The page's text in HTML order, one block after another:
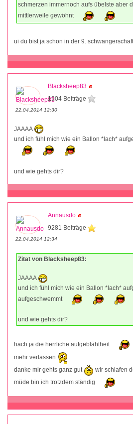
schmerzen immernoch aufs übelste aber
mittlerweile gewöhnt
ui du bist ja schon in der 9.
Blacksheep83
1904 Beiträge
22.04.2014 12:30
JAAAA
und ich fühl mich wie ein Ballon *lach*
und wie gehts dir?
Annausdo
9281 Beiträge
22.04.2014 12:34
Zitat von Blacksheep83:
JAAAA
und ich fühl mich wie ein Ballon *lach*
aufgeschwemmt
und wie gehts dir?
hach ja die herrliche aufgeblähtheit
mehr verlassen
danke mir gehts ganz gut
wir schlafen
müde bin ich trotzdem ständig